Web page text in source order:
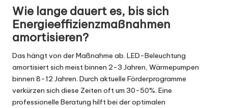
Wie lange dauert es, bis sich
Energieeffizienzmaßnahmen
amortisieren?
Das hängt von der Maßnahme ab. LED-Beleuchtung
amortisiert sich meist binnen 2-3 Jahren, Wärmepumpen
binnen 8-12 Jahren. Durch aktuelle Förderprogramme
verkürzen sich diese Zeiten oft um 30-50%. Eine
professionelle Beratung hilft bei der optimalen